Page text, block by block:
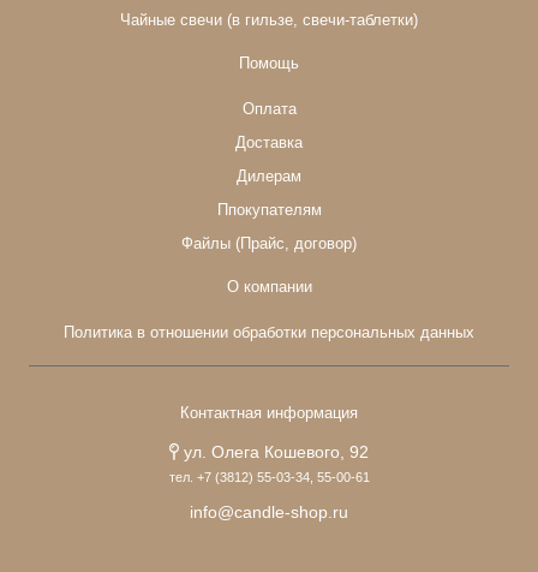
Чайные свечи (в гильзе, свечи-таблетки)
Помощь
Оплата
Доставка
Дилерам
Ппокупателям
Файлы (Прайс, договор)
О компании
Политика в отношении обработки персональных данных
Контактная информация
ул. Олега Кошевого, 92
тел. +7 (3812) 55-03-34, 55-00-61
info@candle-shop.ru